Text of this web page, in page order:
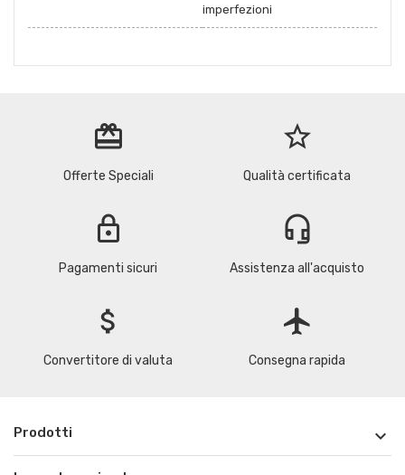
imperfezioni
redeem
Offerte Speciali
star_border
Qualità certificata
lock
Pagamenti sicuri
headset_mic
Assistenza all'acquisto
attach_money
Convertitore di valuta
flight
Consegna rapida
Prodotti 